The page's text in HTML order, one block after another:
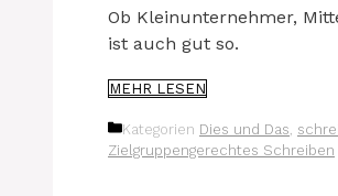
Ob Kleinunternehmer,
ist auch gut so.
MEHR LESEN
Kategorien Dies und Das,
Zielgruppengerechtes Schreiben